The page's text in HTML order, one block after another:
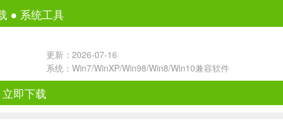
● 系统工具
更新：2026-07-16
系统：Win7/WinXP/Win98/Win8/Win10兼容软件
立即下载